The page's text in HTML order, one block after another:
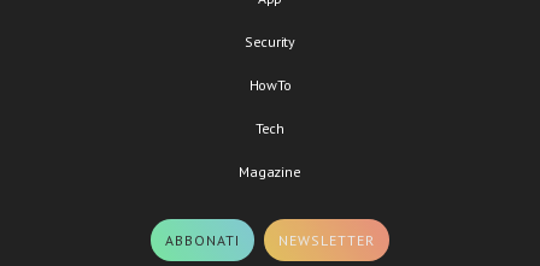
Security
HowTo
Tech
Magazine
ABBONATI NEWSLETTER